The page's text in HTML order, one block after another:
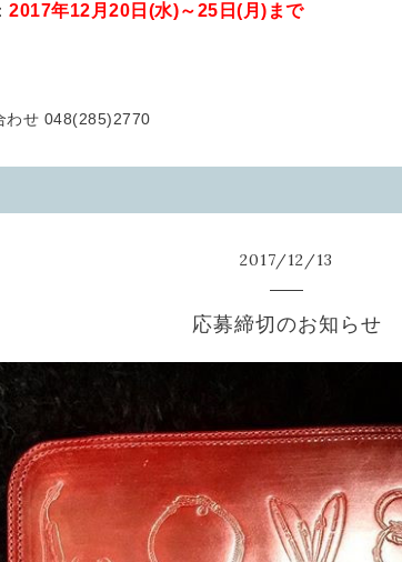
2017年12月20日(水)～25日(月)まで
わせ 048(285)2770
2017/12/13
応募締切のお知らせ